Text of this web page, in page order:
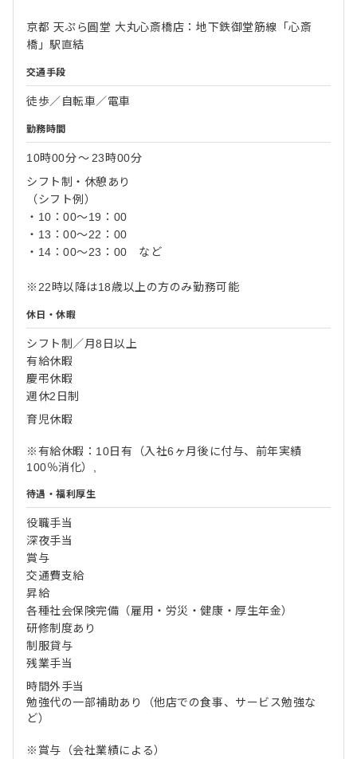
京都 天ぷら圓堂 大丸心斎橋店：地下鉄御堂筋線「心斎
橋」駅直結
交通手段
徒歩／自転車／電車
勤務時間
10時00分〜23時00分
シフト制・休憩あり
（シフト例）
・10：00～19：00
・13：00～22：00
・14：00～23：00 など
※22時以降は18歳以上の方のみ勤務可能
休日・休暇
シフト制／月8日以上
有給休暇
慶弔休暇
週休2日制
育児休暇
※有給休暇：10日有（入社6ヶ月後に付与、前年実績
100％消化）,
待遇・福利厚生
役職手当
深夜手当
賞与
交通費支給
昇給
各種社会保険完備（雇用・労災・健康・厚生年金）
研修制度あり
制服貸与
残業手当
時間外手当
勉強代の一部補助あり（他店での食事、サービス勉強な
ど）
※賞与（会社業績による）